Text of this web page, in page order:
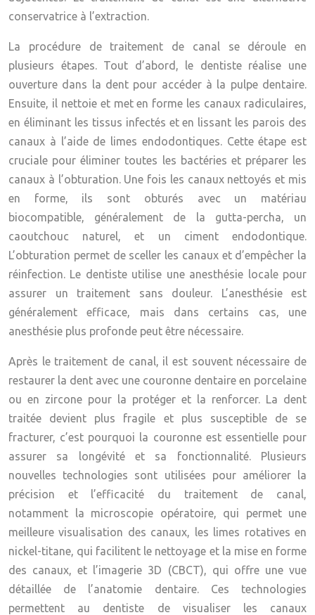
conservatrice à l’extraction.
La procédure de traitement de canal se déroule en
plusieurs étapes. Tout d’abord, le dentiste réalise une
ouverture dans la dent pour accéder à la pulpe dentaire.
Ensuite, il nettoie et met en forme les canaux radiculaires,
en éliminant les tissus infectés et en lissant les parois des
canaux à l’aide de limes endodontiques. Cette étape est
cruciale pour éliminer toutes les bactéries et préparer les
canaux à l’obturation. Une fois les canaux nettoyés et mis
en forme, ils sont obturés avec un matériau
biocompatible, généralement de la gutta-percha, un
caoutchouc naturel, et un ciment endodontique.
L’obturation permet de sceller les canaux et d’empêcher la
réinfection. Le dentiste utilise une anesthésie locale pour
assurer un traitement sans douleur. L’anesthésie est
généralement efficace, mais dans certains cas, une
anesthésie plus profonde peut être nécessaire.
Après le traitement de canal, il est souvent nécessaire de
restaurer la dent avec une couronne dentaire en porcelaine
ou en zircone pour la protéger et la renforcer. La dent
traitée devient plus fragile et plus susceptible de se
fracturer, c’est pourquoi la couronne est essentielle pour
assurer sa longévité et sa fonctionnalité. Plusieurs
nouvelles technologies sont utilisées pour améliorer la
précision et l’efficacité du traitement de canal,
notamment la microscopie opératoire, qui permet une
meilleure visualisation des canaux, les limes rotatives en
nickel-titane, qui facilitent le nettoyage et la mise en forme
des canaux, et l’imagerie 3D (CBCT), qui offre une vue
détaillée de l’anatomie dentaire. Ces technologies
permettent au dentiste de visualiser les canaux